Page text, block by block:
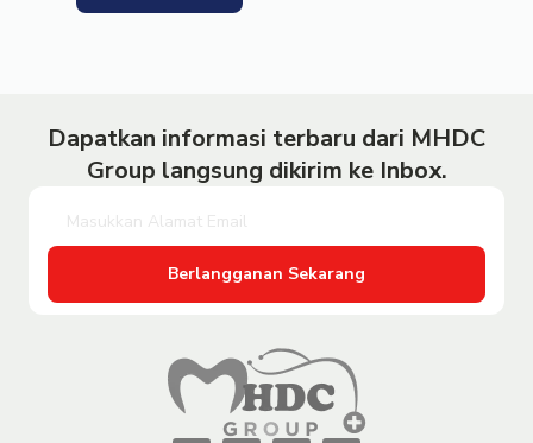
Dapatkan informasi terbaru dari MHDC
Group langsung dikirim ke Inbox.
Berlangganan Sekarang